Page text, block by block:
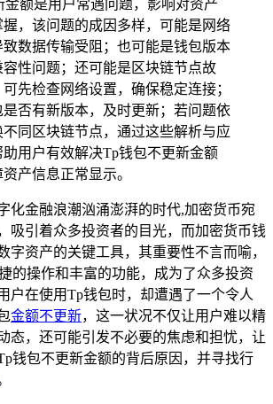
金额是用户常遇问题，影响对资产
，该问题的成因多样，可能是网络
数据传输受阻；也可能是钱包版本
性问题；还可能是区块链节点故
先检查网络设置，确保稳定连接；
否有新版本，及时更新；若问题依
不同区块链节点，通过这些解析与应
用户有效解决Tp钱包不更新金额
产信息正常显示。
化金融浪潮汹涌澎湃的时代,加密货币宛
吸引着众多投资者的目光，而加密货币钱
字资产的关键工具，其重要性不言而喻，
的操作和丰富的功能，成为了众多投资
户在使用Tp钱包时，却遭遇了一个令人
金额不更新，这一状况不仅让用户难以精
态，还可能引发不必要的焦虑和担忧，让
钱包不更新金额的背后原因，并寻找行